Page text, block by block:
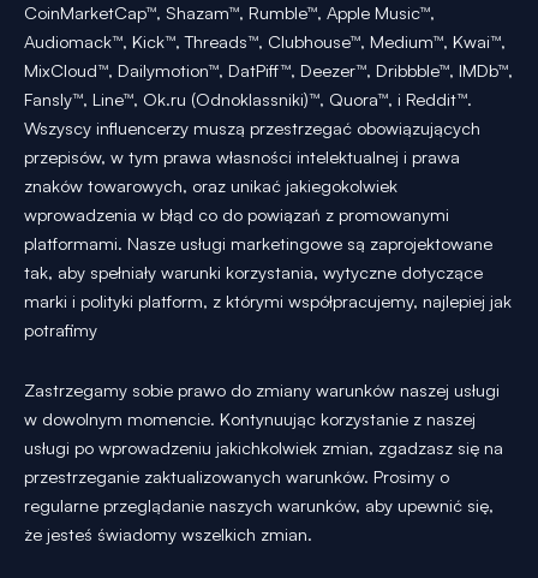
CoinMarketCap™, Shazam™, Rumble™, Apple Music™,
Audiomack™, Kick™, Threads™, Clubhouse™, Medium™, Kwai™,
MixCloud™, Dailymotion™, DatPiff™, Deezer™, Dribbble™, IMDb™,
Fansly™, Line™, Ok.ru (Odnoklassniki)™, Quora™, i Reddit™.
Wszyscy influencerzy muszą przestrzegać obowiązujących
przepisów, w tym prawa własności intelektualnej i prawa
znaków towarowych, oraz unikać jakiegokolwiek
wprowadzenia w błąd co do powiązań z promowanymi
platformami. Nasze usługi marketingowe są zaprojektowane
tak, aby spełniały warunki korzystania, wytyczne dotyczące
marki i polityki platform, z którymi współpracujemy, najlepiej jak
potrafimy
Zastrzegamy sobie prawo do zmiany warunków naszej usługi
w dowolnym momencie. Kontynuując korzystanie z naszej
usługi po wprowadzeniu jakichkolwiek zmian, zgadzasz się na
przestrzeganie zaktualizowanych warunków. Prosimy o
regularne przeglądanie naszych warunków, aby upewnić się,
że jesteś świadomy wszelkich zmian.